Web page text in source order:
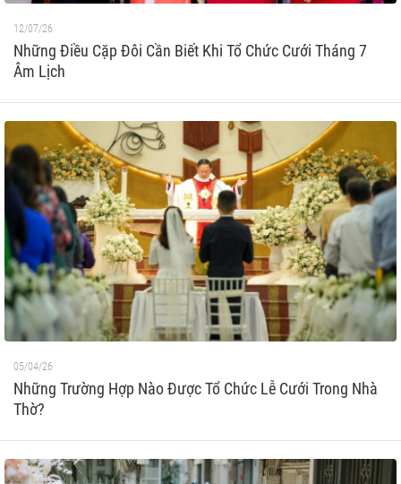
12/07/26
Những Điều Cặp Đôi Cần Biết Khi Tổ Chức Cưới Tháng 7
Âm Lịch
05/04/26
Những Trường Hợp Nào Được Tổ Chức Lễ Cưới Trong Nhà
Thờ?